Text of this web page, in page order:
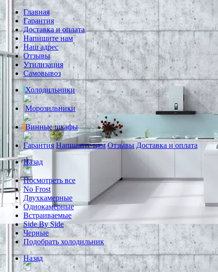
Главная
Гарантия
Доставка и оплата
Напишите нам
Наш адрес
Отзывы
Утилизация
Самовывоз
Холодильники
Морозильники
Винные шкафы
Гарантия Напишите нам Отзывы Доставка и оплата
Назад
Посмотреть все
No Frost
Двухкамерные
Однокамерные
Встраиваемые
Side By Side
Черные
Подобрать холодильник
Назад